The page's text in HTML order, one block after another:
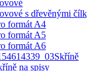
s dřevěnými
formát A4
formát A5
formát A6
Skříně
na spisy